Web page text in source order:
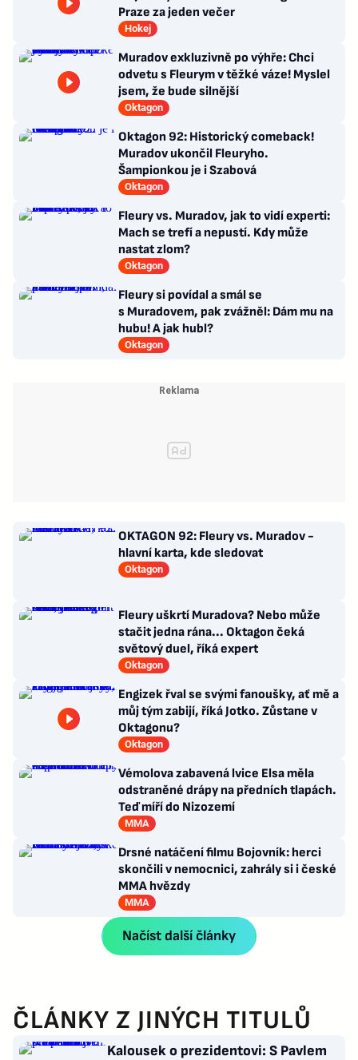
Praze za jeden večer
Hokej
Muradov exkluzivně po výhře: Chci
odvetu s Fleurym v těžké váze! Myslel
jsem, že bude silnější
Oktagon
Oktagon 92: Historický comeback!
Muradov ukončil Fleuryho.
Šampionkou je i Szabová
Oktagon
Fleury vs. Muradov, jak to vidí experti:
Mach se trefí a nepustí. Kdy může
nastat zlom?
Oktagon
Fleury si povídal a smál se
s Muradovem, pak zvážněl: Dám mu na
hubu! A jak hubl?
Oktagon
OKTAGON 92: Fleury vs. Muradov -
hlavní karta, kde sledovat
Oktagon
Fleury uškrtí Muradova? Nebo může
stačit jedna rána... Oktagon čeká
světový duel, říká expert
Oktagon
Engizek řval se svými fanoušky, ať mě a
můj tým zabijí, říká Jotko. Zůstane v
Oktagonu?
Oktagon
Vémolova zabavená lvice Elsa měla
odstraněné drápy na předních tlapách.
Teď míří do Nizozemí
MMA
Drsné natáčení filmu Bojovník: herci
skončili v nemocnici, zahrály si i české
MMA hvězdy
MMA
Načíst další články
ČLÁNKY Z JINÝCH TITULŮ
Kalousek o prezidentovi: S Pavlem